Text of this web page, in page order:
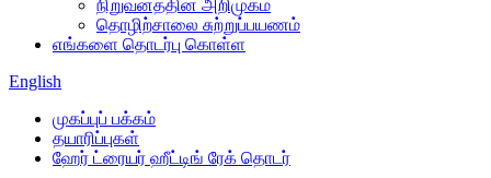
நிறுவனத்தின் அறிமுகம்
தொழிற்சாலை சுற்றுப்பயணம்
எங்களை தொடர்பு கொள்ள
English
முகப்புப் பக்கம்
தயாரிப்புகள்
ஹேர் ட்ரையர் ஹீட்டிங் ரேக் தொடர்